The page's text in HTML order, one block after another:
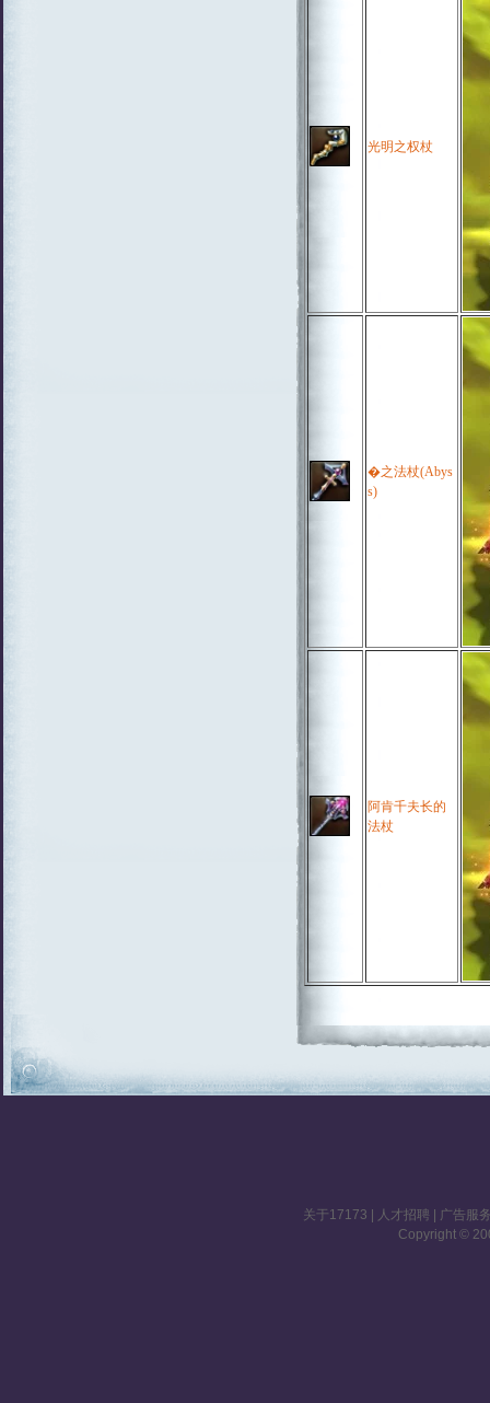
光明之权杖
�之法杖(Abys
s)
阿肯千夫长的
法杖
关于17173 人才招聘
广告服
Copyright ©